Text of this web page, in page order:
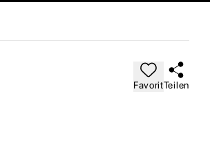
FavoritTeilen